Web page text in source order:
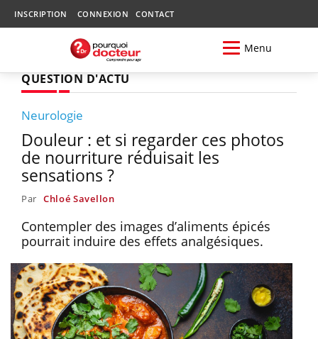
INSCRIPTION CONNEXION CONTACT
Menu
QUESTION D'ACTU
Neurologie
Douleur : et si regarder ces photos
de nourriture réduisait les
sensations ?
Par Chloé Savellon
Contempler des images d’aliments épicés
pourrait induire des effets analgésiques.